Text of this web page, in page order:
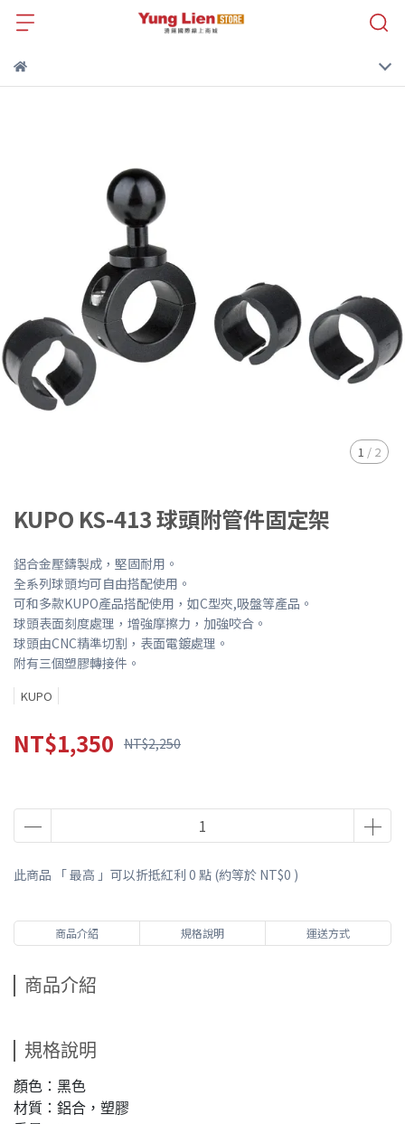
1 / 2
KUPO KS-413 球頭附管件固定架
鋁合金壓鑄製成，堅固耐用。
全系列球頭均可自由搭配使用。
可和多款KUPO產品搭配使用，如C型夾,吸盤等產品。
球頭表面刻度處理，增強摩擦力，加強咬合。
球頭由CNC精準切割，表面電鍍處理。
附有三個塑膠轉接件。
KUPO
NT$1,350 NT$2,250
此商品 「 最高 」可以折抵紅利 0 點 (約等於 NT$0 )
商品介紹 規格說明 運送方式
商品介紹
規格說明
顏色：黑色
材質：鋁合，塑膠